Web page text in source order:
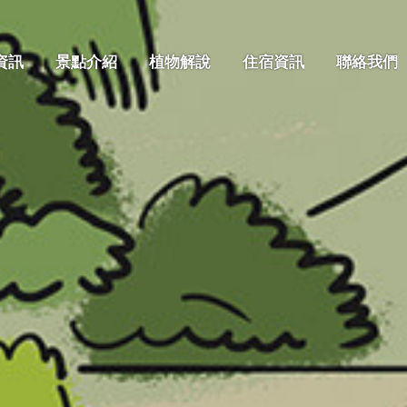
訊 景點介紹 植物解說 住宿資訊 聯絡我們